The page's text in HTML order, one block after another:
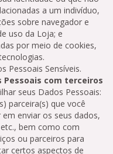
a um indivíduo,
sobre navegador e
uso da Loja; e
por meio de cookies,
Pessoais Sensíveis.
Pessoais com terceiros
seus Dados Pessoais:
parceira(s) que você
enviar os seus dados,
bem como com
ou parceiros para
certos aspectos de